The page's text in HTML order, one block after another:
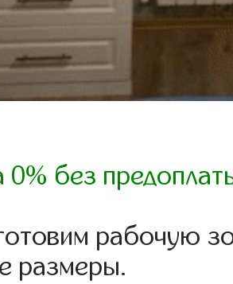
0% без
рабочую
размеры.